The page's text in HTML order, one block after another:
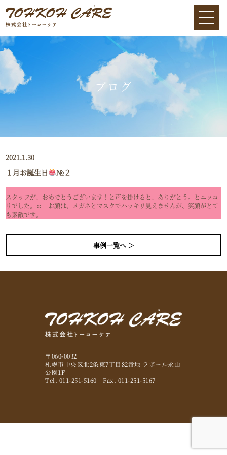
ブログ
2021.1.30
１月お誕生日 №２
スタッフが、おめでとうございます！と声を掛けると、ありがとう。とニッコ
リでした。☺ お顔は、メガネとマスクでハッキリ見えませんが、笑顔がとて
も素敵です。
事例一覧へ ＞
〒060-0032
札幌市中央区北2条東7丁目82番地 ラポール永山
公園1F
Tel. 011-251-5160 Fax. 011-251-5167